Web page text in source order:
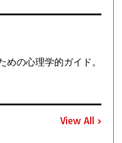
の心理学的ガイド。
View All